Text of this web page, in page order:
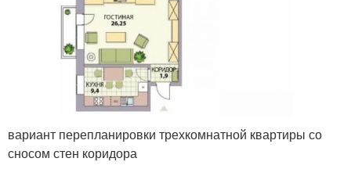
вариант перепланировки трехкомнатной квартиры со
сносом стен коридора